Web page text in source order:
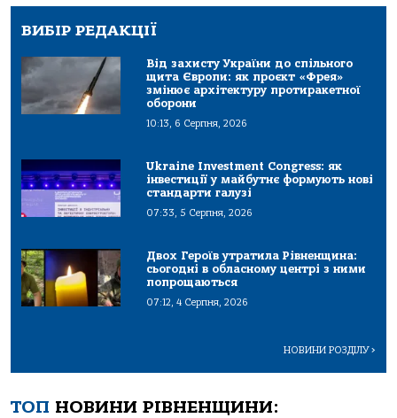
ВИБІР РЕДАКЦІЇ
Від захисту України до спільного
щита Європи: як проєкт «Фрея»
змінює архітектуру протиракетної
оборони
10:13, 6 Серпня, 2026
Ukraine Investment Congress: як
інвестиції у майбутнє формують нові
стандарти галузі
07:33, 5 Серпня, 2026
Двох Героїв утратила Рівненщина:
сьогодні в обласному центрі з ними
попрощаються
07:12, 4 Серпня, 2026
НОВИНИ РОЗДІЛУ>
ТОП НОВИНИ РІВНЕНЩИНИ: